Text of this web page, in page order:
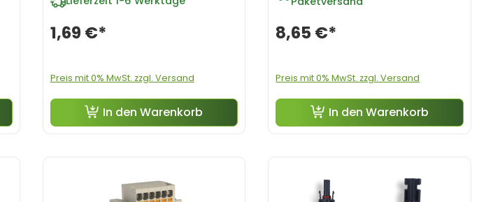
1,69 €*
Preis mit 0% MwSt. zzgl. Versand
In den Warenkorb
8,65 €*
Preis mit 0% MwSt. zzgl. Versand
In den Warenkorb